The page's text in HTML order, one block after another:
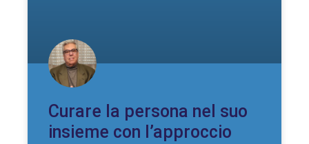
Curare la persona nel suo
insieme con l’approccio